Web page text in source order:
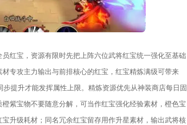
红宝，资源有限时先把上阵六位武将红宝统一强化至基础
专攻主力输出与前排核心的红宝，红宝精炼满级可带来
提升才能发挥属性上限。精炼资源优先从神装商店每日固
紫宝物不要随意分解，可当作红宝强化经验素材，橙色宝
升级耗材；同名冗余红宝留存用作升星素材，输出武将核